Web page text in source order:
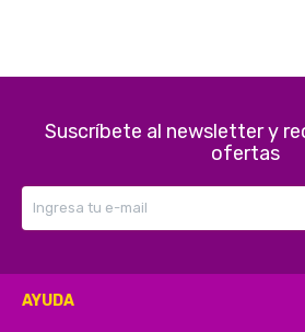
Suscríbete al newsletter y
ofertas
AYUDA
Hogar y Jardín
Deportes y Tiempo